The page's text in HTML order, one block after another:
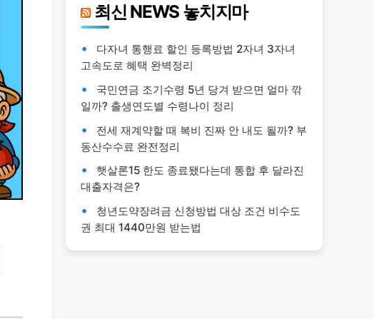
최신 NEWS 놓치지마
다자녀 통행료 할인 등록방법 2자녀 3자녀
고속도로 혜택 완벽정리
국민연금 조기수령 5년 당겨 받으면 얼마 깎
일까? 출생연도별 수령나이 정리
전세 재계약할 때 복비 진짜 안 내도 될까? 부
동산수수료 완전정리
햇살론15 한도 종료됐다는데 통합 후 달라진
대출자격은?
청년도약장려금 신청방법 대상 조건 비수도
권 최대 1440만원 받는법